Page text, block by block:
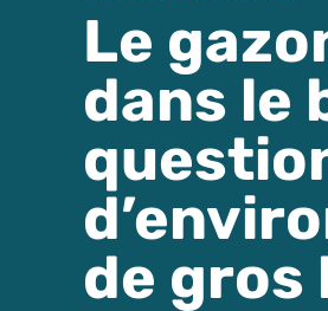
Le
dans le
de gros